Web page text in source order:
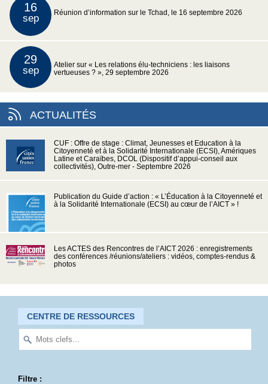
16
sep Réunion d’information sur le Tchad, le 16 septembre 2026
29
sep
Atelier sur « Les relations élu-techniciens : les liaisons
vertueuses ? », 29 septembre 2026
ACTUALITÉS
CUF : Offre de stage : Climat, Jeunesses et Education à la
Citoyenneté et à la Solidarité Internationale (ECSI), Amériques
Latine et Caraïbes, DCOL (Dispositif d’appui-conseil aux
collectivités), Outre-mer - Septembre 2026
Publication du Guide d’action : « L’Éducation à la Citoyenneté et
à la Solidarité Internationale (ECSI) au cœur de l’AICT » !
Les ACTES des Rencontres de l’AICT 2026 : enregistrements
des conférences /réunions/ateliers : vidéos, comptes-rendus &
photos
CENTRE DE RESSOURCES
Filtre :